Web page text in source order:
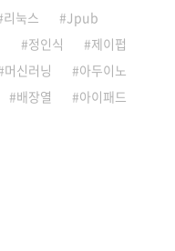
리눅스
Jpub
정인식
제이펍
머신러닝
아두이노
배장열
아이패드